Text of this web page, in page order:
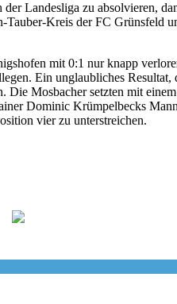
Landesliga zu absolvieren,
Kreis der FC Grünsfeld
mit 0:1 nur knapp
Ein unglaubliches
Mosbacher setzten mit
Dominic Krümpelbecks
vier zu unterstreichen.